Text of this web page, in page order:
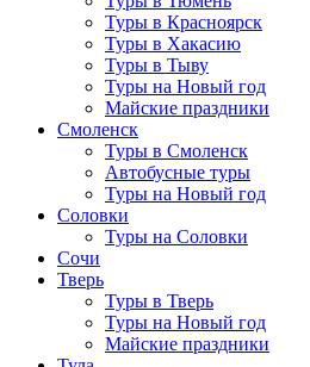
Туры в Красноярск
Туры в Хакасию
Туры в Тыву
Туры на Новый год
Майские праздники
Смоленск
Туры в Смоленск
Автобусные туры
Туры на Новый год
Соловки
Туры на Соловки
Сочи
Тверь
Туры в Тверь
Туры на Новый год
Майские праздники